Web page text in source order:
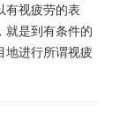
有视疲劳的表
就是到有条件的
地进行所谓视疲